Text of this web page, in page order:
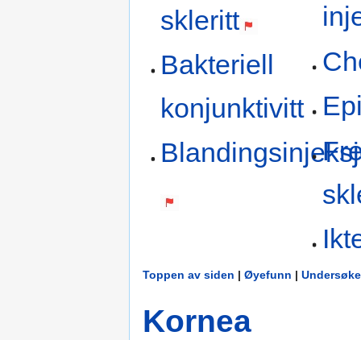
skleritt
Bakteriell
konjunktivitt
Toppen av siden | Øyefunn |
Kornea